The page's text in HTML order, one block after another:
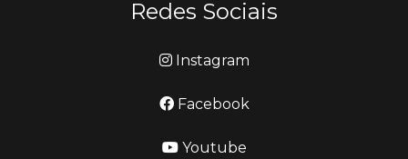
Redes Sociais
Instagram
Facebook
Youtube